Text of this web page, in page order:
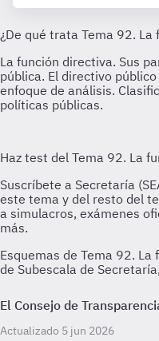
Esquemas de Tema 92.
de Subescala de
El Consejo de
Actualizado 5 jun 2026